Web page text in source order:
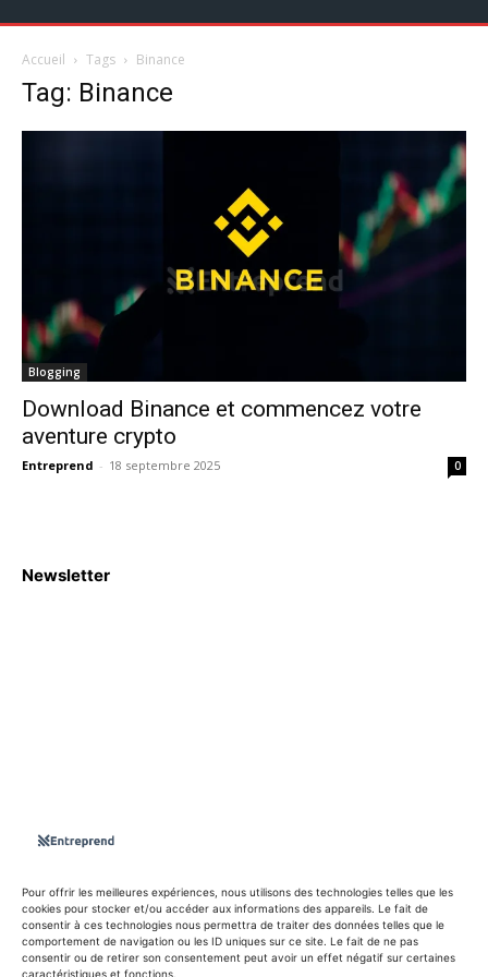
Pour offrir les meilleures expériences, nous utilisons des technologies telles que les
cookies pour stocker et/ou accéder aux informations des appareils. Le fait de
consentir à ces technologies nous permettra de traiter des données telles que le
comportement de navigation ou les ID uniques sur ce site. Le fait de ne pas
consentir ou de retirer son consentement peut avoir un effet négatif sur certaines
caractéristiques et fonctions.
Accueil Tags Binance
Tag: Binance
Blogging
Download Binance et commencez votre
aventure crypto
Entreprend - 18 septembre 2025 0
info@entreprend.net
Newsletter